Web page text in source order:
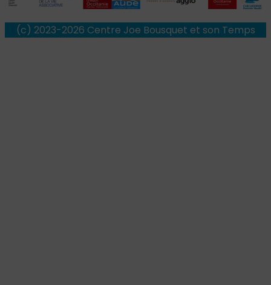
(c) 2023-2026 Centre Joe Bousquet et son Temps